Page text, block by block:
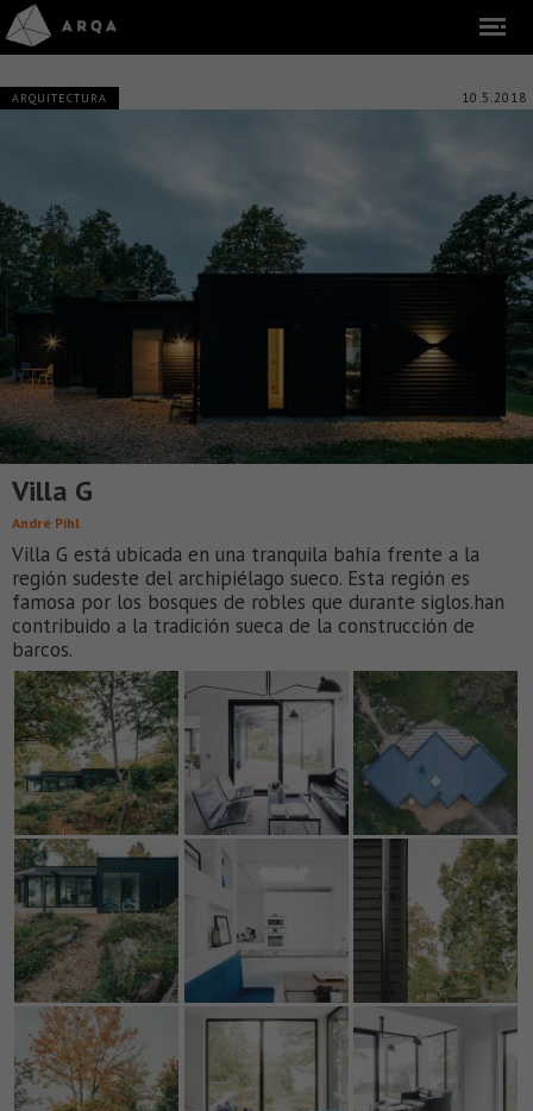
ARQUITECTURA 10.5.2018
Villa G
André Pihl
Villa G está ubicada en una tranquila bahía frente a la
región sudeste del archipiélago sueco. Esta región es
famosa por los bosques de robles que durante siglos.han
contribuido a la tradición sueca de la construcción de
barcos.